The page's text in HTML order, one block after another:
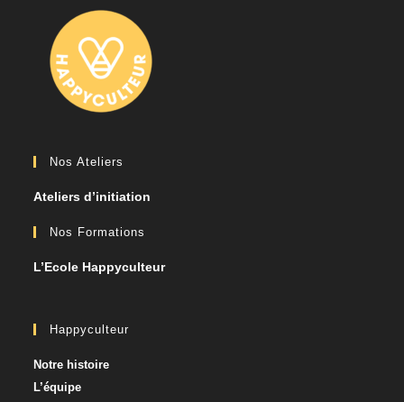
Nos Ateliers
Ateliers d’initiation
Nos Formations
L’Ecole Happyculteur
Happyculteur
Notre histoire
L’équipe